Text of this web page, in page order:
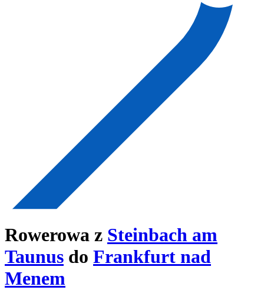
Rowerowa z Steinbach am
Taunus do Frankfurt nad
Menem